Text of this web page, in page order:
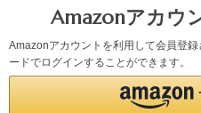
Amazonアカウ
Amazonアカウントを利用して会員登
ードでログインすることができます。